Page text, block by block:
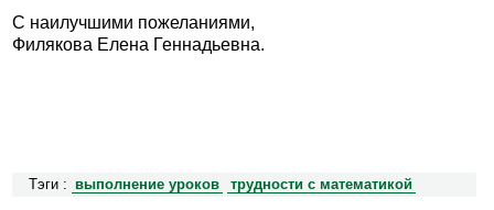
С наилучшими пожеланиями,
Филякова Елена Геннадьевна.
Тэги : выполнение уроков трудности с математикой